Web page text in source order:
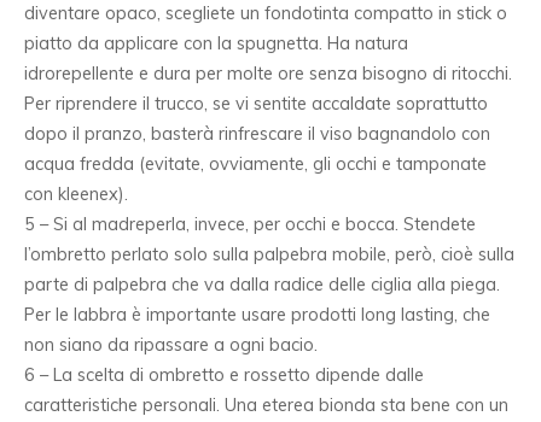
diventare opaco, scegliete un fondotinta compatto in stick o
piatto da applicare con la spugnetta. Ha natura
idrorepellente e dura per molte ore senza bisogno di ritocchi.
Per riprendere il trucco, se vi sentite accaldate soprattutto
dopo il pranzo, basterà rinfrescare il viso bagnandolo con
acqua fredda (evitate, ovviamente, gli occhi e tamponate
con kleenex).
5 – Si al madreperla, invece, per occhi e bocca. Stendete
l’ombretto perlato solo sulla palpebra mobile, però, cioè sulla
parte di palpebra che va dalla radice delle ciglia alla piega.
Per le labbra è importante usare prodotti long lasting, che
non siano da ripassare a ogni bacio.
6 – La scelta di ombretto e rossetto dipende dalle
caratteristiche personali. Una eterea bionda sta bene con un